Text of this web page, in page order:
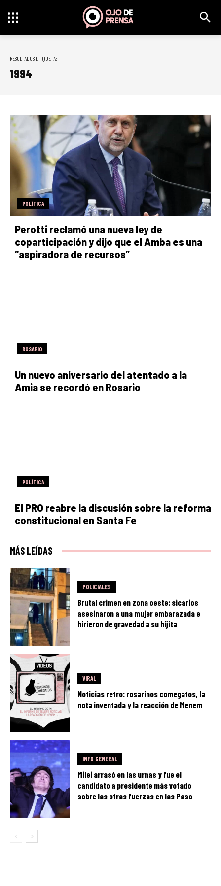
RESULTADOS ETIQUETA:
1994
POLÍTICA
Perotti reclamó una nueva ley de
coparticipación y dijo que el Amba es una
“aspiradora de recursos”
ROSARIO
Un nuevo aniversario del atentado a la
Amia se recordó en Rosario
POLÍTICA
El PRO reabre la discusión sobre la reforma
constitucional en Santa Fe
MÁS LEÍDAS
POLICIALES
Brutal crimen en zona oeste: sicarios
asesinaron a una mujer embarazada e
hirieron de gravedad a su hijita
VIRAL
Noticias retro: rosarinos comegatos, la
nota inventada y la reacción de Menem
INFO GENERAL
Milei arrasó en las urnas y fue el
candidato a presidente más votado
sobre las otras fuerzas en las Paso